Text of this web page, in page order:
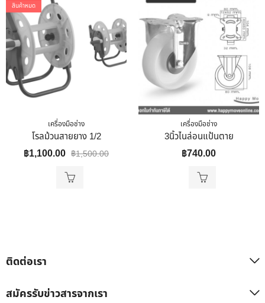
สินค้าหมด
เครื่องมือช่าง
โรลม้วนสายยาง 1/2
฿1,100.00 ฿1,500.00
เครื่องมือช่าง
3นิ้วไนล่อนแป้นตาย
฿740.00
ติดต่อเรา
สมัครรับข่าวสารจากเรา